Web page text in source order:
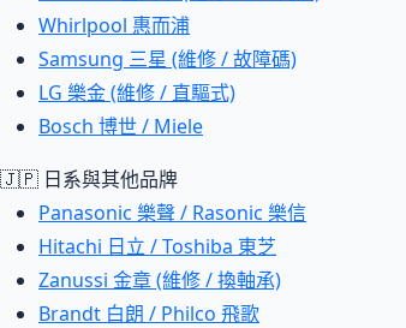
Whirlpool 惠而浦
Samsung 三星 (維修 / 故障碼)
LG 樂金 (維修 / 直驅式)
Bosch 博世 / Miele
🇯🇵 日系與其他品牌
Panasonic 樂聲 / Rasonic 樂信
Hitachi 日立 / Toshiba 東芝
Zanussi 金章 (維修 / 換軸承)
Brandt 白朗 / Philco 飛歌